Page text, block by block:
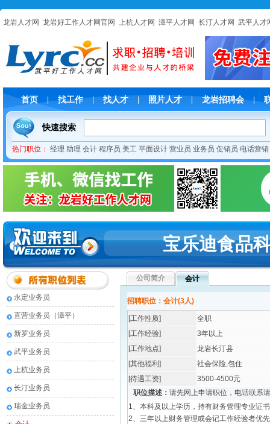
龙岩人才网 龙岩好工作人才网官网 上杭人才网 漳平人才网 长汀人才网 武平人才
首页 找工作 | 找人才 照片人才 龙岩招聘会 |
快速搜索
热门职位： 经理 助理 会计 程序员 美工 平面设计 营业员 业务员 促销员 电话营销
宝乐迪食品
永定业务员
直营业务员（漳平）
新罗业务员
武平业务员
上杭业务员
长汀业务员
瑞金业务员
公司简介 会计
招聘职位：会计(3人)
[工作性质]
全职
[工作经验]
3年以上
[工作地点]
龙岩长汀县
[其他福利]
社会保险,包住
[待遇工资]
3500-4500元
职位描述： 请先网上申请职位，电话联系
1、本科及以上学历，持有财务管理专业证书
2、三年以上财务管理或会记工作经验者优先